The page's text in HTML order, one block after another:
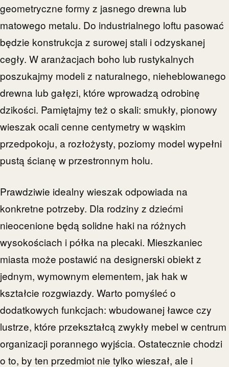
geometryczne formy z jasnego drewna lub
matowego metalu. Do industrialnego loftu pasować
będzie konstrukcja z surowej stali i odzyskanej
cegły. W aranżacjach boho lub rustykalnych
poszukajmy modeli z naturalnego, nieheblowanego
drewna lub gałęzi, które wprowadzą odrobinę
dzikości. Pamiętajmy też o skali: smukły, pionowy
wieszak ocali cenne centymetry w wąskim
przedpokoju, a rozłożysty, poziomy model wypełni
pustą ścianę w przestronnym holu.
Prawdziwie idealny wieszak odpowiada na
konkretne potrzeby. Dla rodziny z dziećmi
nieocenione będą solidne haki na różnych
wysokościach i półka na plecaki. Mieszkaniec
miasta może postawić na designerski obiekt z
jednym, wymownym elementem, jak hak w
kształcie rozgwiazdy. Warto pomyśleć o
dodatkowych funkcjach: wbudowanej ławce czy
lustrze, które przekształcą zwykły mebel w centrum
organizacji porannego wyjścia. Ostatecznie chodzi
o to, by ten przedmiot nie tylko wieszał, ale i